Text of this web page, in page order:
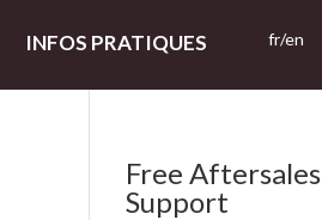
INFOS PRATIQUES fr/en
Free Aftersales
Support